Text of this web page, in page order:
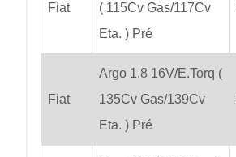
Fiat
( 115Cv Gas/117Cv
Eta. ) Pré
Fiat
Argo 1.8 16V/E.Torq (
135Cv Gas/139Cv
Eta. ) Pré